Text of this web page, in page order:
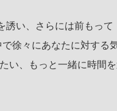
い、さらには前もっ
徐々にあなたに対する
い、もっと一緒に時間